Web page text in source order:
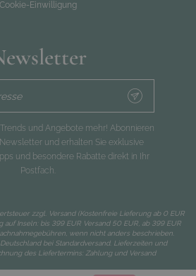
Cookie-Einwilligung
und Angebote mehr! Abonnieren
und erhalten Sie exklusive
und besondere Rabatte direkt in Ihr
Postfach.
zzgl. Versand(Kostenfreie Lieferung ab 0 EUR
auf Inseln: bis 399 EUR Versand 50 EUR, ab 399 EUR
wenn nicht anders beschrieben.
bei Standardversand. Lieferzeiten und
des Liefertermins: Zahlung und Versand